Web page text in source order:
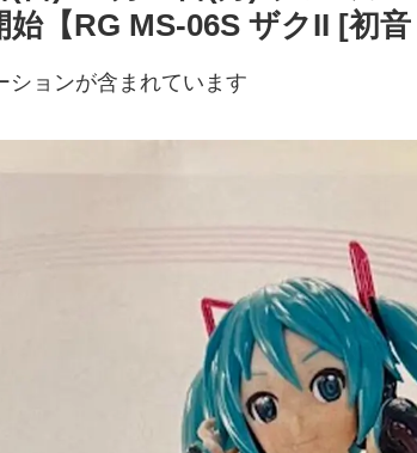
始【RG MS-06S ザクII [初
ションが含まれています